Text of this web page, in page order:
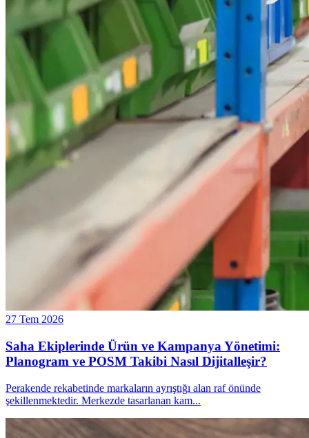
27 Tem 2026
Saha Ekiplerinde Ürün ve Kampanya Yönetimi:
Planogram ve POSM Takibi Nasıl Dijitalleşir?
Perakende rekabetinde markaların ayrıştığı alan raf önünde
şekillenmektedir. Merkezde tasarlanan kam...